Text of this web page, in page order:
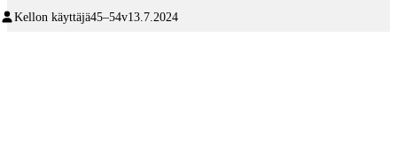
uusi malli. Tähän isompaan näyttöön olen kuitenkin ollut erittäin
Kellon käyttäjä45–54v13.7.2024